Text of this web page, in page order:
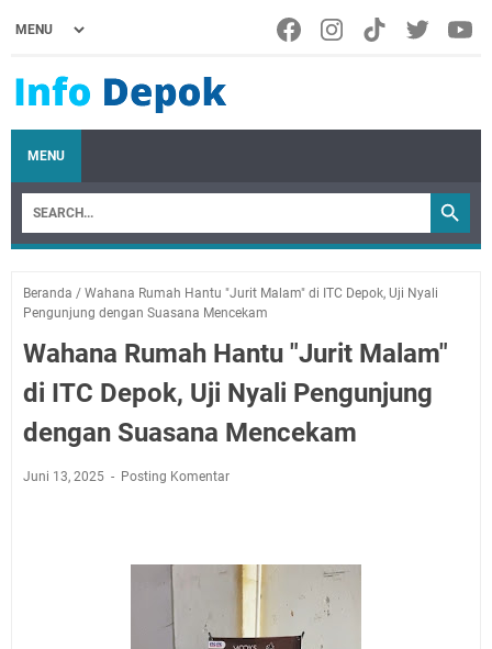
MENU
Beranda / Wahana Rumah Hantu "Jurit Malam" di ITC Depok, Uji Nyali
Pengunjung dengan Suasana Mencekam
Wahana Rumah Hantu "Jurit Malam"
di ITC Depok, Uji Nyali Pengunjung
dengan Suasana Mencekam
Juni 13, 2025 Posting Komentar